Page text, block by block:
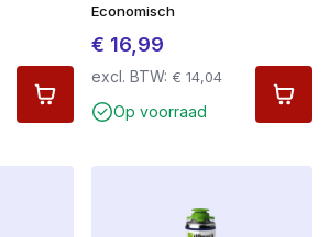
Economisch
€ 16,99
excl. BTW: € 14,04
Op voorraad